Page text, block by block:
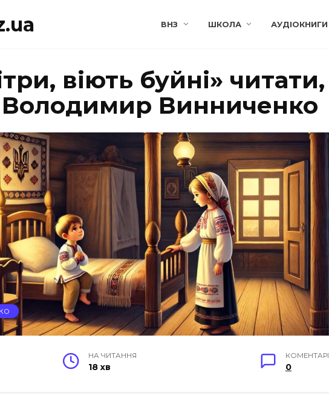
ВНЗ ШКОЛА АУДІОКНИГИ
віють буйні» читати,
Володимир Винниченко
НА ЧИТАННЯ
18 хв
КОМЕНТАРІ
0